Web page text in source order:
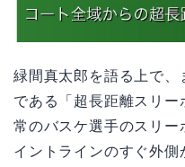
緑間真太郎を語る上で、
である「超長距離スリー
常のバスケ選手のスリー
イントラインのすぐ外